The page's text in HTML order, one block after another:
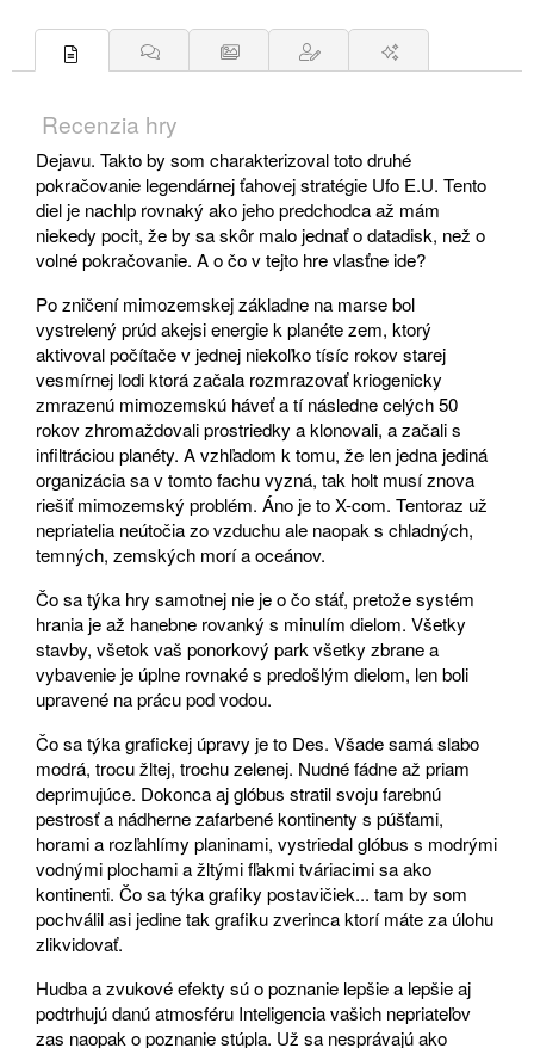
Recenzia hry
Dejavu. Takto by som charakterizoval toto druhé
pokračovanie legendárnej ťahovej stratégie Ufo E.U. Tento
diel je nachlp rovnaký ako jeho predchodca až mám
niekedy pocit, že by sa skôr malo jednať o datadisk, než o
volné pokračovanie. A o čo v tejto hre vlasťne ide?
Po zničení mimozemskej základne na marse bol
vystrelený prúd akejsi energie k planéte zem, ktorý
aktivoval počítače v jednej niekoľko tísíc rokov starej
vesmírnej lodi ktorá začala rozmrazovať kriogenicky
zmrazenú mimozemskú háveť a tí následne celých 50
rokov zhromaždovali prostriedky a klonovali, a začali s
infiltráciou planéty. A vzhľadom k tomu, že len jedna jediná
organizácia sa v tomto fachu vyzná, tak holt musí znova
riešiť mimozemský problém. Áno je to X-com. Tentoraz už
nepriatelia neútočia zo vzduchu ale naopak s chladných,
temných, zemských morí a oceánov.
Čo sa týka hry samotnej nie je o čo stáť, pretože systém
hrania je až hanebne rovanký s minulím dielom. Všetky
stavby, všetok vaš ponorkový park všetky zbrane a
vybavenie je úplne rovnaké s predošlým dielom, len boli
upravené na prácu pod vodou.
Čo sa týka grafickej úpravy je to Des. Všade samá slabo
modrá, trocu žltej, trochu zelenej. Nudné fádne až priam
deprimujúce. Dokonca aj glóbus stratil svoju farebnú
pestrosť a nádherne zafarbené kontinenty s púšťami,
horami a rozľahlímy planinami, vystriedal glóbus s modrými
vodnými plochami a žltými fľakmi tváriacimi sa ako
kontinenti. Čo sa týka grafiky postavičiek... tam by som
pochválil asi jedine tak grafiku zverinca ktorí máte za úlohu
zlikvidovať.
Hudba a zvukové efekty sú o poznanie lepšie a lepšie aj
podtrhujú danú atmosféru Inteligencia vašich nepriateľov
zas naopak o poznanie stúpla. Už sa nesprávajú ako